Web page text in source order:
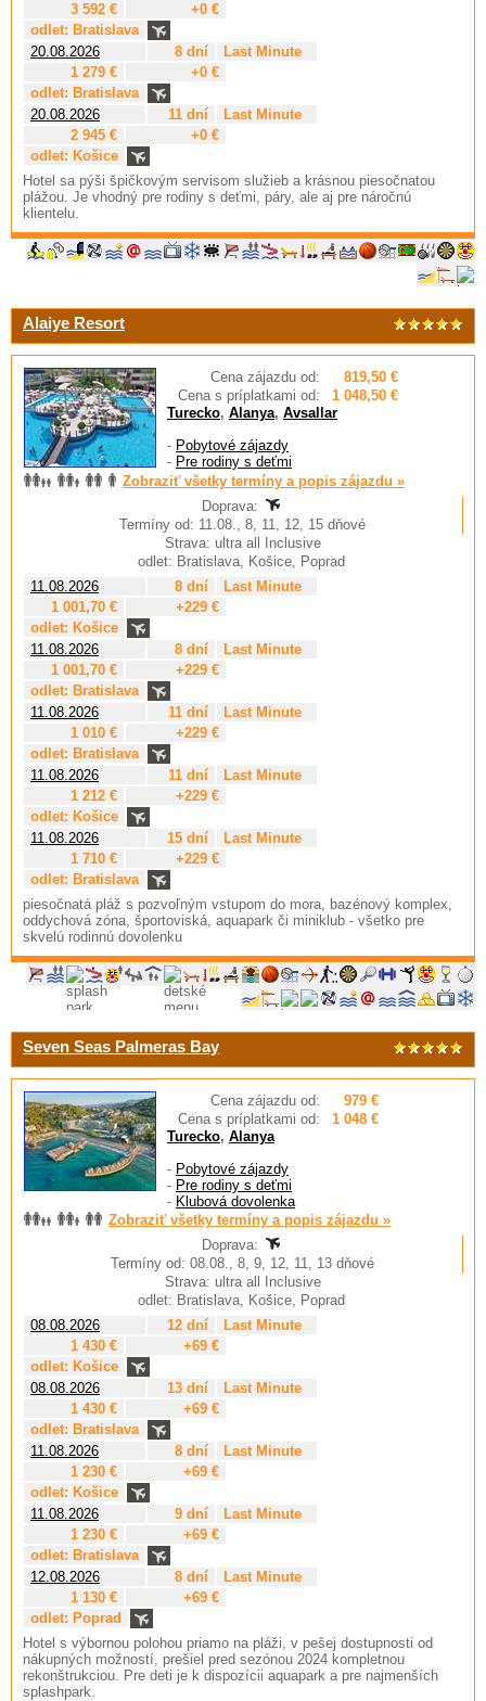
3 592 €
+0 €
odlet: Bratislava
20.08.2026
8 dní
Last Minute
1 279 €
+0 €
odlet: Bratislava
20.08.2026
11 dní
Last Minute
2 945 €
+0 €
odlet: Košice
Hotel sa pýši špičkovým servisom služieb a krásnou piesočnatou
plážou. Je vhodný pre rodiny s deťmi, páry, ale aj pre náročnú
klientelu.
Alaiye Resort
Cena zájazdu od:
819,50 €
Cena s príplatkami od:
1 048,50 €
Turecko, Alanya, Avsallar
- Pobytové zájazdy
- Pre rodiny s deťmi
Zobraziť všetky termíny a popis zájazdu »
Doprava:
Termíny od: 11.08., 8, 11, 12, 15 dňové
Strava: ultra all Inclusive
odlet: Bratislava, Košice, Poprad
11.08.2026
8 dní
Last Minute
1 001,70 €
+229 €
odlet: Košice
11.08.2026
8 dní
Last Minute
1 001,70 €
+229 €
odlet: Bratislava
11.08.2026
11 dní
Last Minute
1 010 €
+229 €
odlet: Bratislava
11.08.2026
11 dní
Last Minute
1 212 €
+229 €
odlet: Košice
11.08.2026
15 dní
Last Minute
1 710 €
+229 €
odlet: Bratislava
piesočnatá pláž s pozvoľným vstupom do mora, bazénový komplex,
oddychová zóna, športoviská, aquapark či miniklub - všetko pre
skvelú rodinnú dovolenku
Seven Seas Palmeras Bay
Cena zájazdu od:
979 €
Cena s príplatkami od:
1 048 €
Turecko, Alanya
- Pobytové zájazdy
- Pre rodiny s deťmi
- Klubová dovolenka
Zobraziť všetky termíny a popis zájazdu »
Doprava:
Termíny od: 08.08., 8, 9, 12, 11, 13 dňové
Strava: ultra all Inclusive
odlet: Bratislava, Košice, Poprad
08.08.2026
12 dní
Last Minute
1 430 €
+69 €
odlet: Košice
08.08.2026
13 dní
Last Minute
1 430 €
+69 €
odlet: Bratislava
11.08.2026
8 dní
Last Minute
1 230 €
+69 €
odlet: Košice
11.08.2026
9 dní
Last Minute
1 230 €
+69 €
odlet: Bratislava
12.08.2026
8 dní
Last Minute
1 130 €
+69 €
odlet: Poprad
Hotel s výbornou polohou priamo na pláži, v pešej dostupnosti od
nákupných možností, prešiel pred sezónou 2024 kompletnou
rekonštrukciou. Pre deti je k dispozícii aquapark a pre najmenších
splashpark.